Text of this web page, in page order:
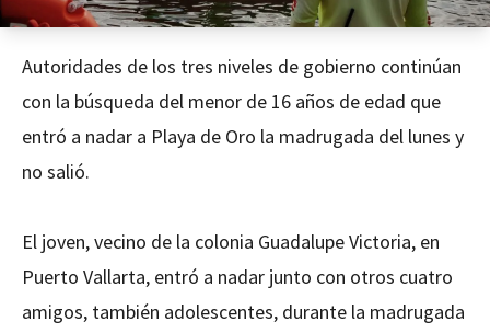
Autoridades de los tres niveles de gobierno continúan
con la búsqueda del menor de 16 años de edad que
entró a nadar a Playa de Oro la madrugada del lunes y
no salió.
El joven, vecino de la colonia Guadalupe Victoria, en
Puerto Vallarta, entró a nadar junto con otros cuatro
amigos, también adolescentes, durante la madrugada